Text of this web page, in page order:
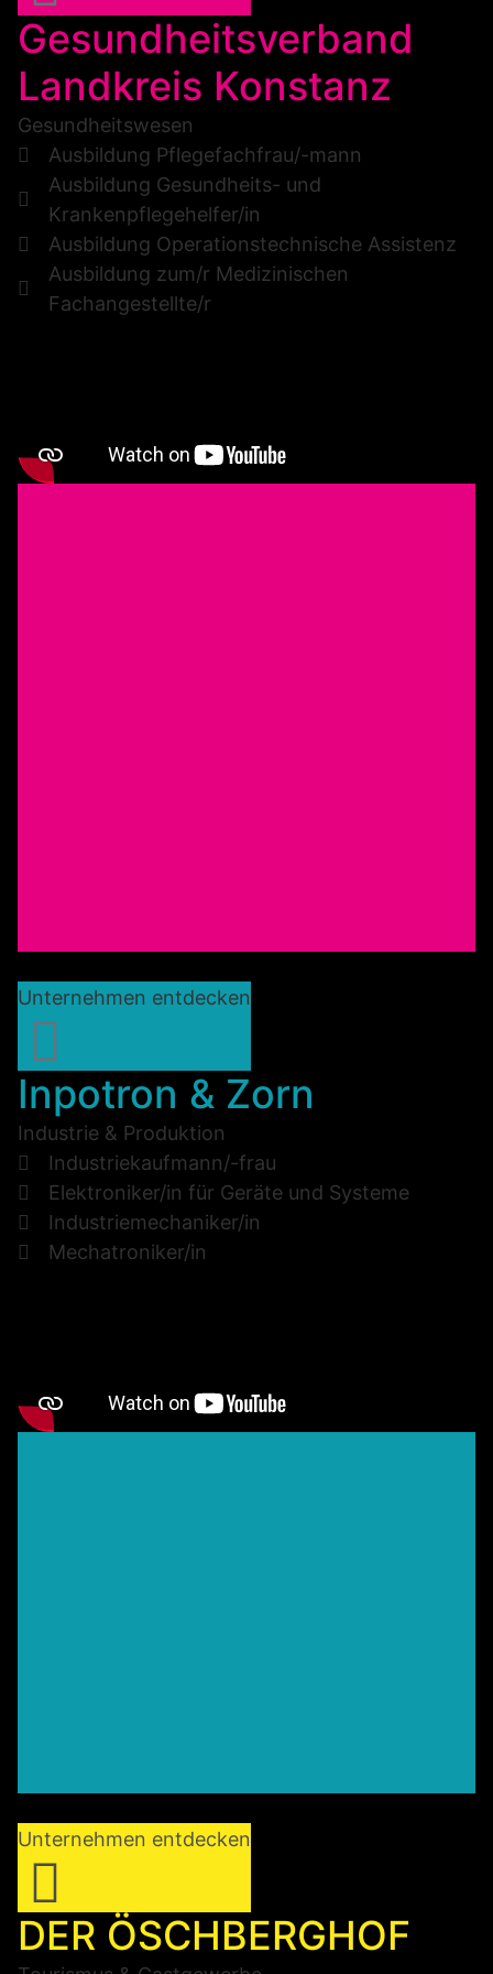
Gesundheitsverband
Landkreis Konstanz
Gesundheitswesen
Ausbildung Pflegefachfrau/-mann
Ausbildung Gesundheits- und
Krankenpflegehelfer/in
Ausbildung Operationstechnische Assistenz
Ausbildung zum/r Medizinischen
Fachangestellte/r
Unternehmen entdecken
Inpotron & Zorn
Industrie & Produktion
Industriekaufmann/-frau
Elektroniker/in für Geräte und Systeme
Industriemechaniker/in
Mechatroniker/in
Unternehmen entdecken
DER ÖSCHBERGHOF